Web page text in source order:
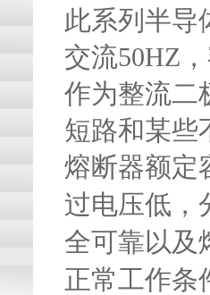
此系列半导
交流50HZ
作为整流二
短路和某些
熔断器额定
过电压低，
全可靠以及
正常工作条